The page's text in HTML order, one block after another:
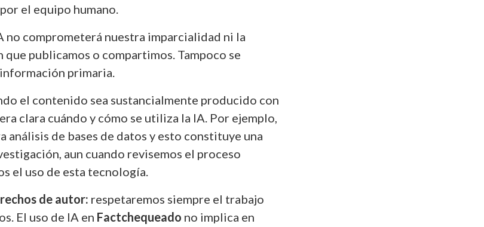
el equipo humano.
no comprometerá nuestra imparcialidad ni la
publicamos o compartimos. Tampoco se
primaria.
el contenido sea sustancialmente producido con
clara cuándo y cómo se utiliza la IA. Por ejemplo,
análisis de bases de datos y esto constituye una
aun cuando revisemos el proceso
el uso de esta tecnología.
de autor: respetaremos siempre el trabajo
El uso de IA en Factchequeado no implica en